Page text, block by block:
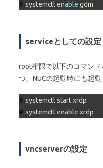
# systemctl enable gdm
serviceとしての設定
root権限で以下のコマン
つ、NUCの起動時にも起動
# systemctl start xrdp
# systemctl enable xrdp
vncserverの設定